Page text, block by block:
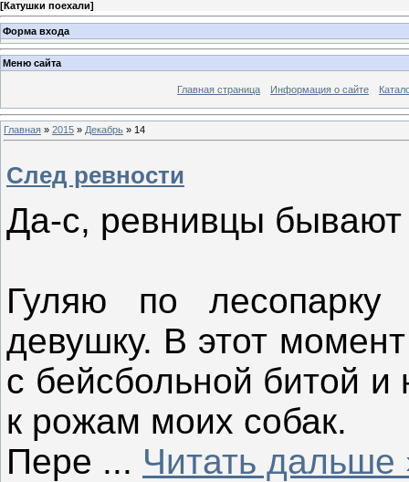
[Катушки поехали]
Форма входа
Меню сайта
Главная страница Информация о сайте
Главная » 2015 » Декабрь » 14
След ревности
Да-с, ревнивцы
Гуляю по
девушку. В этот
с бейсбольной битой и
к рожам моих собак.
Пере ... Читать дальше